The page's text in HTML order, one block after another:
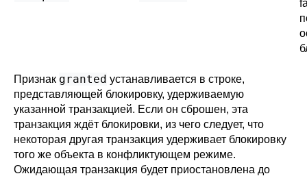
Признак granted устанавливается в строке,
представляющей блокировку, удерживаемую
указанной транзакцией. Если он сброшен, эта
транзакция ждёт блокировки, из чего следует, что
некоторая другая транзакция удерживает блокировку
того же объекта в конфликтующем режиме.
Ожидающая транзакция будет приостановлена до